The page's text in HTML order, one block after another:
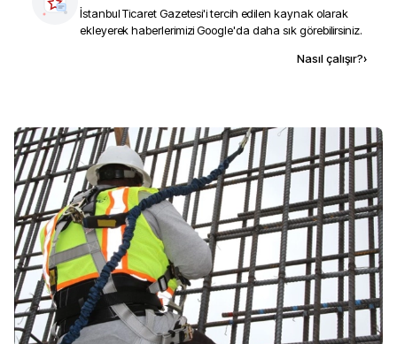
İstanbul Ticaret Gazetesi'i tercih edilen kaynak olarak
ekleyerek haberlerimizi Google'da daha sık görebilirsiniz.
Nasıl çalışır?›